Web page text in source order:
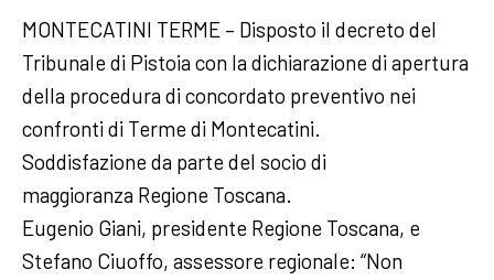
MONTECATINI TERME – Disposto il decreto del
Tribunale di Pistoia con la dichiarazione di apertura
della procedura di concordato preventivo nei
confronti di Terme di Montecatini.
Soddisfazione da parte del socio di
maggioranza Regione Toscana.
Eugenio Giani, presidente Regione Toscana, e
Stefano Ciuoffo, assessore regionale: “Non